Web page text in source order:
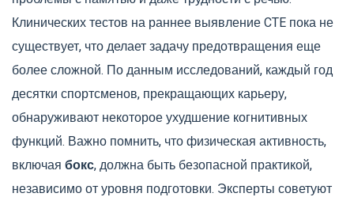
Клинических тестов на раннее выявление CTE пока не
существует, что делает задачу предотвращения еще
более сложной. По данным исследований, каждый год
десятки спортсменов, прекращающих карьеру,
обнаруживают некоторое ухудшение когнитивных
функций. Важно помнить, что физическая активность,
включая бокс, должна быть безопасной практикой,
независимо от уровня подготовки. Эксперты советуют